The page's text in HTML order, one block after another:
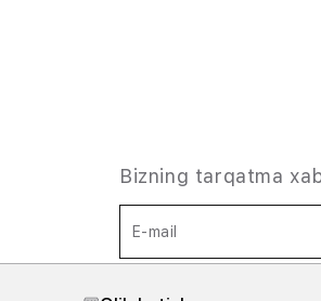
Bizning tarqatma
E-mail
Shaxsiy ma'lumotlarni